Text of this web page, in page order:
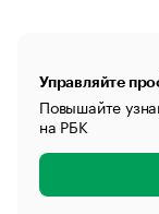
Управляйте
Повышайте
на РБК